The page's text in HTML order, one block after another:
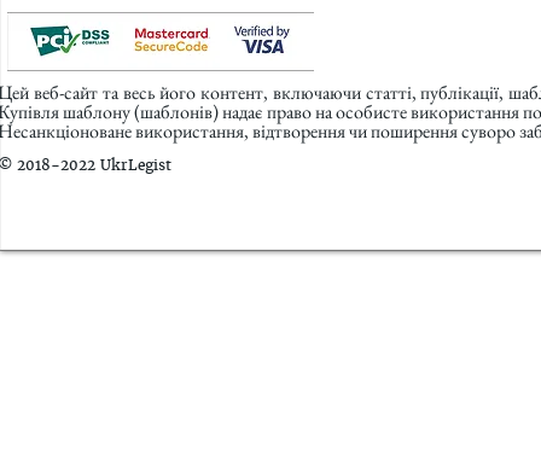
веб-сайт та весь його контент, включаючи статті, публікації,
шаблону (шаблонів) надає право на особисте використання
використання, відтворення чи поширення суворо
2018-2022 UkrLegist